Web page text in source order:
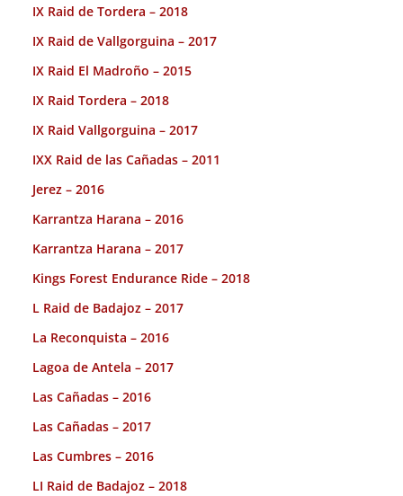
IX Raid de Tordera – 2018
IX Raid de Vallgorguina – 2017
IX Raid El Madroño – 2015
IX Raid Tordera – 2018
IX Raid Vallgorguina – 2017
IXX Raid de las Cañadas – 2011
Jerez – 2016
Karrantza Harana – 2016
Karrantza Harana – 2017
Kings Forest Endurance Ride – 2018
L Raid de Badajoz – 2017
La Reconquista – 2016
Lagoa de Antela – 2017
Las Cañadas – 2016
Las Cañadas – 2017
Las Cumbres – 2016
LI Raid de Badajoz – 2018